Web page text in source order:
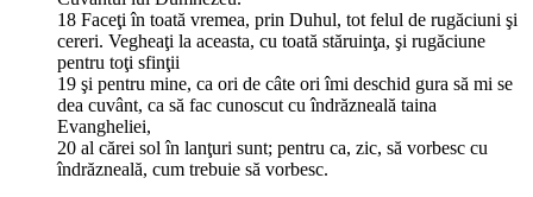
18 Faceţi în toată vremea, prin Duhul, tot felul de rugăciuni şi
cereri. Vegheaţi la aceasta, cu toată stăruinţa, şi rugăciune
pentru toţi sfinţii
19 şi pentru mine, ca ori de câte ori îmi deschid gura să mi se
dea cuvânt, ca să fac cunoscut cu îndrăzneală taina
Evangheliei,
20 al cărei sol în lanţuri sunt; pentru ca, zic, să vorbesc cu
îndrăzneală, cum trebuie să vorbesc.